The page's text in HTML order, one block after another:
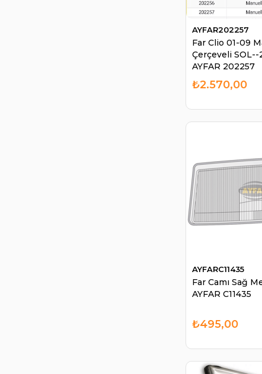
Far Clio 01-09
Çerçeveli SOL--
AYFAR 202257
AYFAR202257
₺2.570,00
Far Camı Sağ
AYFAR C11435
AYFARC11435
₺495,00